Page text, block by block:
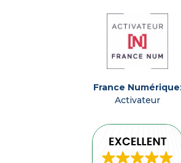
France Numérique:
Activateur